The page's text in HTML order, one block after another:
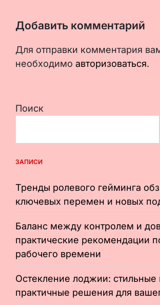
Добавить комментарий
Для отправки комментария
необходимо авторизоваться.
Поиск
ЗАПИСИ
Тренды ролевого гейминга
ключевых перемен и новых
Баланс между контролем и
практические рекомендации
рабочего времени
Остекление лоджии: стильные
практичные решения для